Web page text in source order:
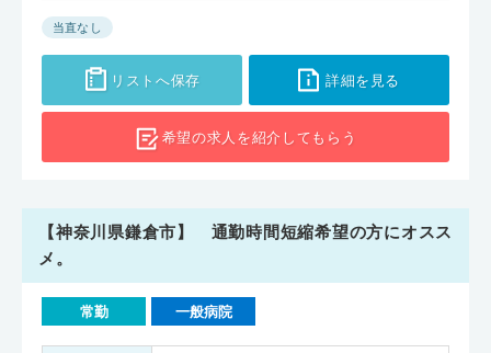
当直なし
リストへ保存 詳細を見る
希望の求人を紹介してもらう
【神奈川県鎌倉市】 通勤時間短縮希望の方にオスス
メ。
常勤 一般病院